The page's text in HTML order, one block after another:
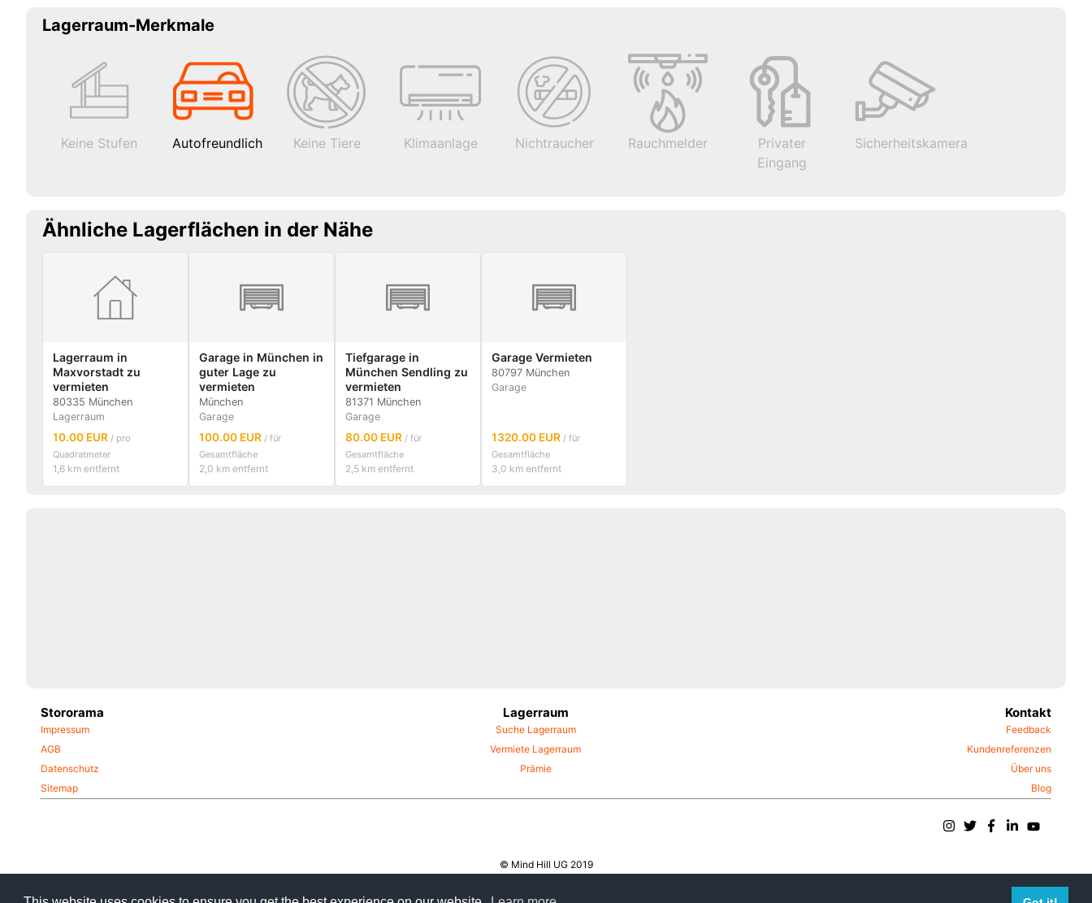
Lagerraum-Merkmale
Keine Stufen Autofreundlich Keine Tiere Klimaanlage Nichtraucher Rauchmelder
Privater
Eingang
Sicherheitskamera
Ähnliche Lagerflächen in der Nähe
Lagerraum in
Maxvorstadt zu
vermieten
80335 München
Lagerraum
10.00 EUR / pro
Quadratmeter
1,6 km entfernt
Garage in München in
guter Lage zu
vermieten
München
Garage
100.00 EUR / für
Gesamtfläche
2,0 km entfernt
Tiefgarage in
München Sendling zu
vermieten
81371 München
Garage
80.00 EUR / für
Gesamtfläche
2,5 km entfernt
Garage Vermieten
80797 München
Garage
1320.00 EUR / für
Gesamtfläche
3,0 km entfernt
Stororama
Impressum
AGB
Datenschutz
Sitemap
Kontakt
Feedback
Kundenreferenzen
Über uns
Blog
Lagerraum
Suche Lagerraum
Vermiete Lagerraum
Prämie
© Mind Hill UG 2019